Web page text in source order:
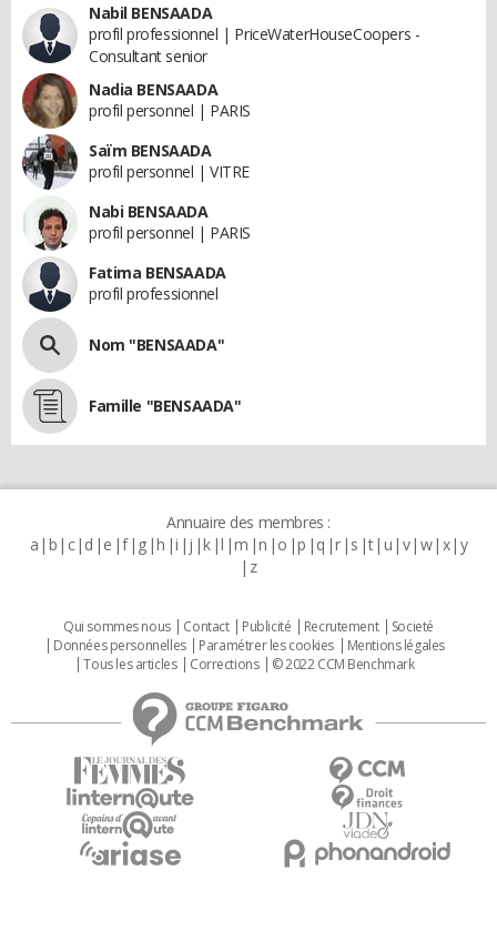
Nabil BENSAADA
profil professionnel | PriceWaterHouseCoopers -
Consultant senior
Nadia BENSAADA
profil personnel | PARIS
Saïm BENSAADA
profil personnel | VITRE
Nabi BENSAADA
profil personnel | PARIS
Fatima BENSAADA
profil professionnel
Nom "BENSAADA"
Famille "BENSAADA"
Annuaire des membres :
a b c d e f g h i j k l m n o p q r s t u v w x y
z
Qui sommes nous Contact Publicité Recrutement
Societé
Données personnelles
Paramétrer les cookies
Mentions légales
Tous les articles
Corrections © 2022 CCM Benchmark